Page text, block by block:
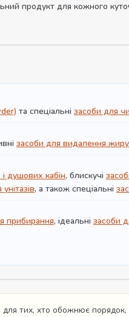
продукт для кожного
та спеціальні засоби для
засоби для видалення
душових кабін, блискучі
, а також спеціальні
прибирання, ідеальні засоби
тих, хто обожнює порядок,